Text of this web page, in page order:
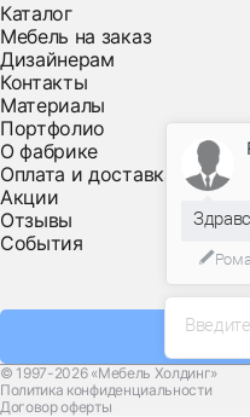
Каталог
Мебель на заказ
Дизайнерам
Контакты
Материалы
Портфолио
О фабрике
Оплата и доставка
Акции
Отзывы
События
© 1997-2026 «Мебель Холдинг»
Политика конфиденциальности
Договор оферты